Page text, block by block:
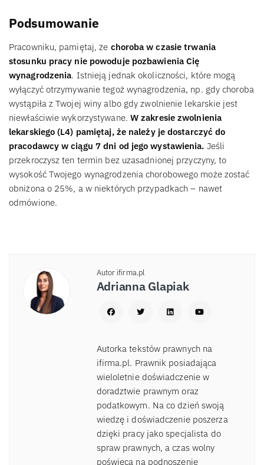
Podsumowanie
Pracowniku, pamiętaj, że choroba w czasie trwania
stosunku pracy nie powoduje pozbawienia Cię
wynagrodzenia. Istnieją jednak okoliczności, które mogą
wyłączyć otrzymywanie tegoż wynagrodzenia, np. gdy choroba
wystąpiła z Twojej winy albo gdy zwolnienie lekarskie jest
niewłaściwie wykorzystywane. W zakresie zwolnienia
lekarskiego (L4) pamiętaj, że należy je dostarczyć do
pracodawcy w ciągu 7 dni od jego wystawienia. Jeśli
przekroczysz ten termin bez uzasadnionej przyczyny, to
wysokość Twojego wynagrodzenia chorobowego może zostać
obniżona o 25%, a w niektórych przypadkach – nawet
odmówione.
Autor ifirma.pl
Adrianna Glapiak
Autorka tekstów prawnych na
ifirma.pl. Prawnik posiadająca
wieloletnie doświadczenie w
doradztwie prawnym oraz
podatkowym. Na co dzień swoją
wiedzę i doświadczenie poszerza
dzięki pracy jako specjalista do
spraw prawnych, a czas wolny
poświęca na podnoszenie